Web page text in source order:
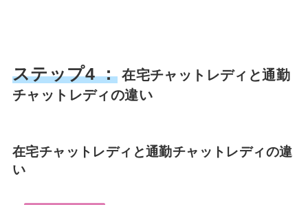
ステップ4 ：在宅チャットレディと通勤
チャットレディの違い
在宅チャットレディと通勤チャットレディの違
い